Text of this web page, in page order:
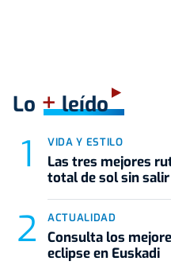
Lo +leído
VIDA Y ESTILO
Las tres mejores
total de sol sin
ACTUALIDAD
Consulta los
eclipse en Euskadi